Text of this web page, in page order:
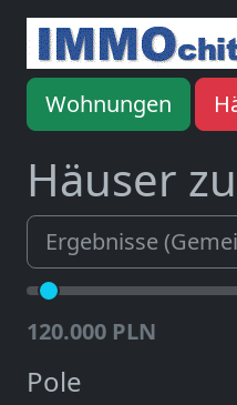
Wohnungen
Häuser
120.000 PLN
Pole